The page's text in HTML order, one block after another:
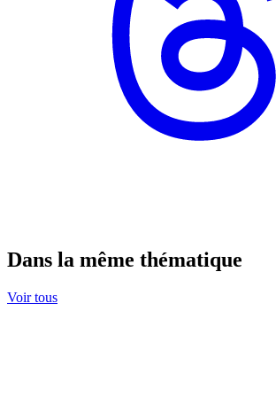
Dans la même thématique
Voir tous